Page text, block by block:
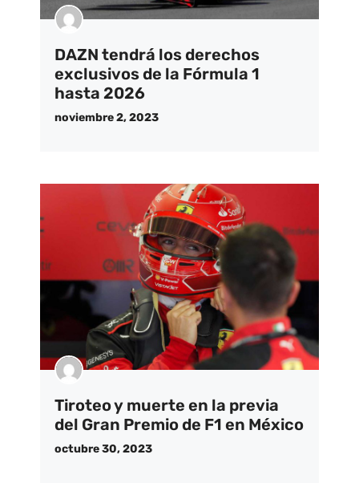
DAZN tendrá los derechos
exclusivos de la Fórmula 1
hasta 2026
noviembre 2, 2023
Tiroteo y muerte en la previa
del Gran Premio de F1 en México
octubre 30, 2023